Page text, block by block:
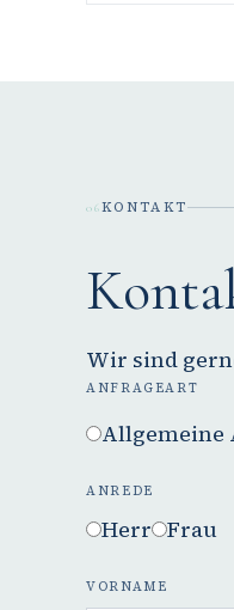
06KONTAKT
Wir sind
ANFRAGEART
Allgemeine
ANREDE
Herr Frau
VORNAME